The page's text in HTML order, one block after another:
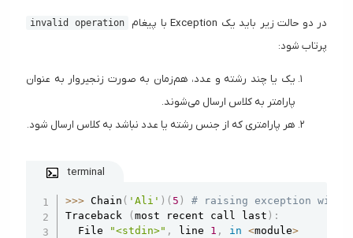
در دو حالت زیر باید یک Exception با پیغام invalid operation
پرتاب شود:
یک یا چند رشته و عدد، هم‌زمان به صورت زنجیروار به عنوان
پارامتر به کلاس ارسال می‌شوند.
هر پارامتری که از جنس رشته یا عدد نباشد به کلاس ارسال شود.
terminal
>>> Chain ( 'Ali' ) ( 5 )
# raising exception with
Traceback
(most recent call last ) :
  File
"<stdin>" , line 1 , in <module>